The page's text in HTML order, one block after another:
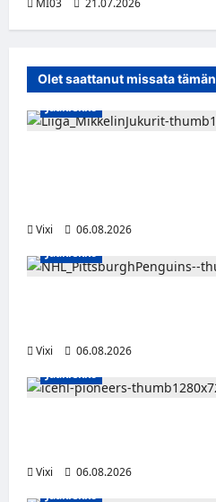
MI03 21.07.2026
Olet saattanut missata tämän
Jääkiekko
Vixi
06.08.2026
Jääkiekko
Vixi
06.08.2026
Jääkiekko
Vixi
06.08.2026
Jääkiekko